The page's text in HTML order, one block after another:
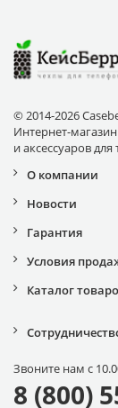
© 2014-2026
Интернет-
и аксессуаров
О компании
Новости
Гарантия
Условия
Каталог
Звоните нам с
8 (800)